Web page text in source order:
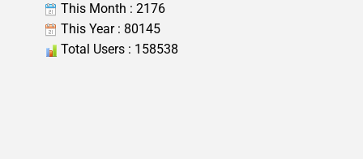
This Month : 2176
This Year : 80145
Total Users : 158538